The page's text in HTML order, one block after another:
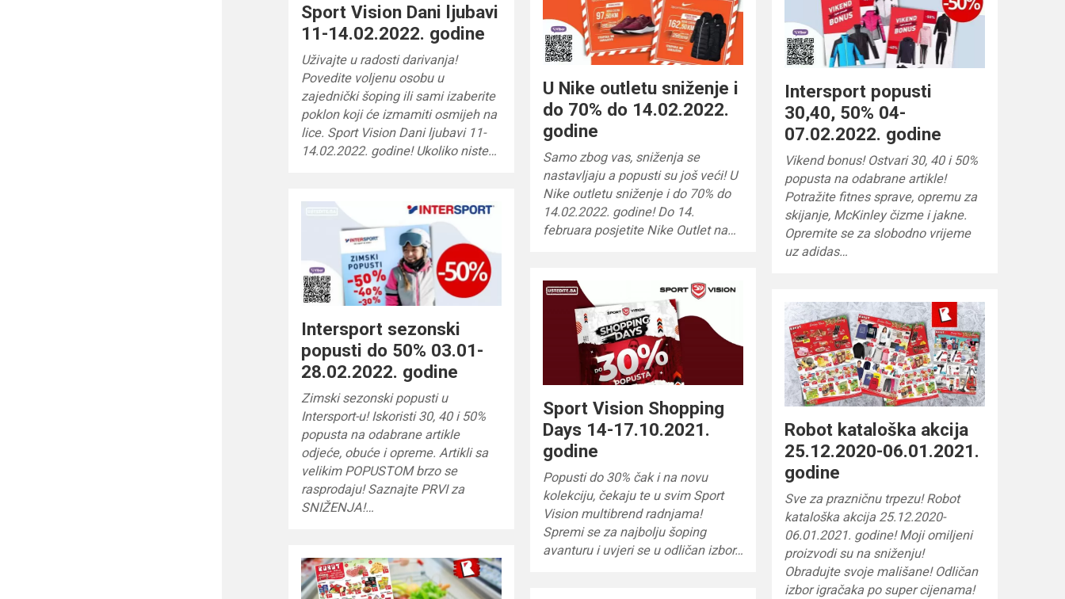
Sport Vision Dani ljubavi
11-14.02.2022. godine
Uživajte u radosti darivanja!
Povedite voljenu osobu u
zajednički šoping ili sami izaberite
poklon koji će izmamiti osmijeh na
lice. Sport Vision Dani ljubavi 11-
14.02.2022. godine! Ukoliko niste…
U Nike outletu sniženje i
do 70% do 14.02.2022.
godine
Samo zbog vas, sniženja se
nastavljaju a popusti su još veći! U
Nike outletu sniženje i do 70% do
14.02.2022. godine! Do 14.
februara posjetite Nike Outlet na…
Intersport popusti
30,40, 50% 04-
07.02.2022. godine
Vikend bonus! Ostvari 30, 40 i 50%
popusta na odabrane artikle!
Potražite fitnes sprave, opremu za
skijanje, McKinley čizme i jakne.
Opremite se za slobodno vrijeme
uz adidas…
Intersport sezonski
popusti do 50% 03.01-
28.02.2022. godine
Zimski sezonski popusti u
Intersport-u! Iskoristi 30, 40 i 50%
popusta na odabrane artikle
odjeće, obuće i opreme. Artikli sa
velikim POPUSTOM brzo se
rasprodaju! Saznajte PRVI za
SNIŽENJA!…
Sport Vision Shopping
Days 14-17.10.2021.
godine
Popusti do 30% čak i na novu
kolekciju, čekaju te u svim Sport
Vision multibrend radnjama!
Spremi se za najbolju šoping
avanturu i uvjeri se u odličan izbor…
Robot kataloška akcija
25.12.2020-06.01.2021.
godine
Sve za prazničnu trpezu! Robot
kataloška akcija 25.12.2020-
06.01.2021. godine! Moji omiljeni
proizvodi su na sniženju!
Obradujte svoje mališane! Odličan
izbor igračaka po super cijenama!